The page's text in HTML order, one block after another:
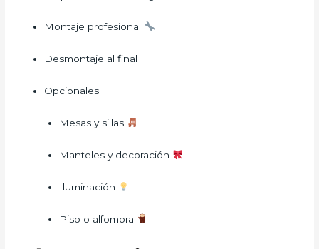
Montaje profesional
Desmontaje al final
Opcionales:
Mesas y sillas
Manteles y decoración
Iluminación
Piso o alfombra